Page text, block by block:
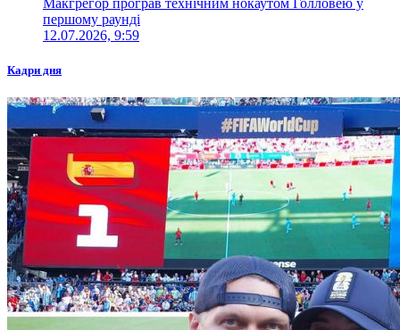
Макгрегор програв технічним нокаутом Голловею у
першому раунді
12.07.2026, 9:59
Кадри дня